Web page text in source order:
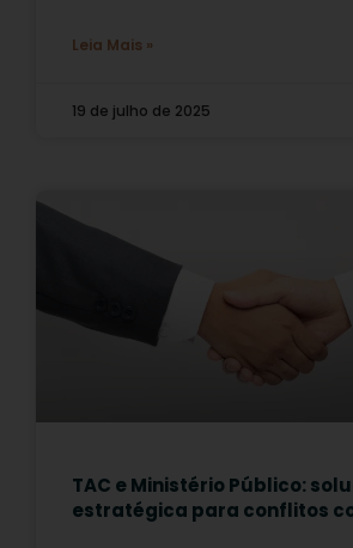
Leia Mais »
19 de julho de 2025
TAC e Ministério Público:
estratégica para conflitos